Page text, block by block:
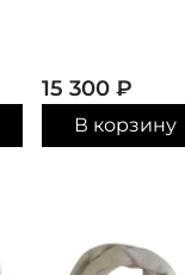
15 300 ₽
В корзину